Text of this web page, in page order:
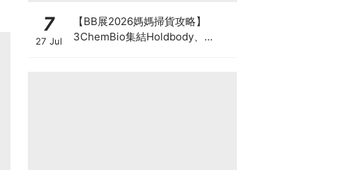
7
27 Jul
【BB展2026媽媽掃貨攻略】
3ChemBio集結Holdbody、